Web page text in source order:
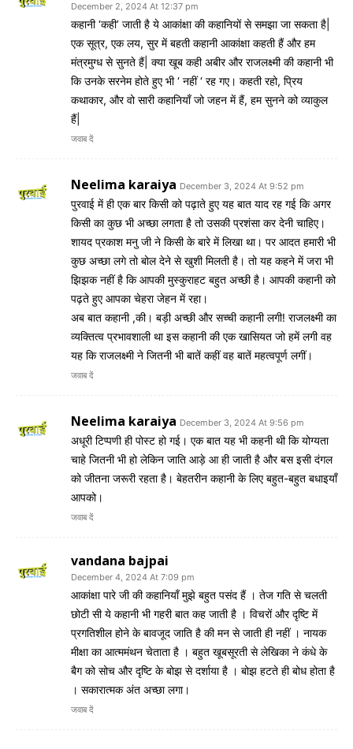
December 2, 2024 At 12:37 pm
कहानी ‘कही’ जाती है ये आकांक्षा की कहानियों से समझा जा सकता है|
एक सूत्र, एक लय, सुर में बहती कहानी आकांक्षा कहती हैं और हम
मंत्रमुग्ध से सुनते हैं| क्या खूब कही अबीर और राजलक्ष्मी की कहानी भी
कि उनके सरनेम होते हुए भी ‘ नहीं ‘ रह गए। कहती रहो, प्रिय
कथाकार, और वो सारी कहानियाँ जो जहन में हैं, हम सुनने को व्याकुल
हैं|
जवाब दें
Neelima karaiya December 3, 2024 At 9:52 pm
पुरवाई में ही एक बार किसी को पढ़ाते हुए यह बात याद रह गई कि अगर
किसी का कुछ भी अच्छा लगता है तो उसकी प्रशंसा कर देनी चाहिए।
शायद प्रकाश मनु जी ने किसी के बारे में लिखा था। पर आदत हमारी भी
कुछ अच्छा लगे तो बोल देने से खुशी मिलती है। तो यह कहने में जरा भी
झिझक नहीं है कि आपकी मुस्कुराहट बहुत अच्छी है। आपकी कहानी को
पढ़ते हुए आपका चेहरा जेहन में रहा।
अब बात कहानी ,की। बड़ी अच्छी और सच्ची कहानी लगी! राजलक्ष्मी का
व्यक्तित्व प्रभावशाली था इस कहानी की एक खासियत जो हमें लगी वह
यह कि राजलक्ष्मी ने जितनी भी बातें कहीं वह बातें महत्वपूर्ण लगीं।
जवाब दें
Neelima karaiya December 3, 2024 At 9:56 pm
अधूरी टिप्पणी ही पोस्ट हो गई। एक बात यह भी कहनी थी कि योग्यता
चाहे जितनी भी हो लेकिन जाति आड़े आ ही जाती है और बस इसी दंगल
को जीतना जरूरी रहता है। बेहतरीन कहानी के लिए बहुत-बहुत बधाइयाँ
आपको।
जवाब दें
vandana bajpai
December 4, 2024 At 7:09 pm
आकांक्षा पारे जी की कहानियाँ मुझे बहुत पसंद हैं । तेज गति से चलती
छोटी सी ये कहानी भी गहरी बात कह जाती है । विचरों और दृष्टि में
प्रगतिशील होने के बावजूद जाति है की मन से जाती ही नहीं । नायक
मीक्षा का आत्ममंथन चेताता है । बहुत खूबसूरती से लेखिका ने कंधे के
बैग को सोच और दृष्टि के बोझ से दर्शाया है । बोझ हटते ही बोध होता है
। सकारात्मक अंत अच्छा लगा।
जवाब दें